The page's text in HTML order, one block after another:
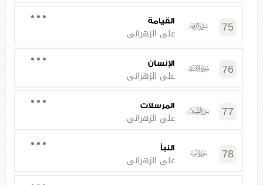
75 القيامة
علي الزهراني
76 الإنسان
علي الزهراني
77 المرسلات
علي الزهراني
78 النبأ
علي الزهراني